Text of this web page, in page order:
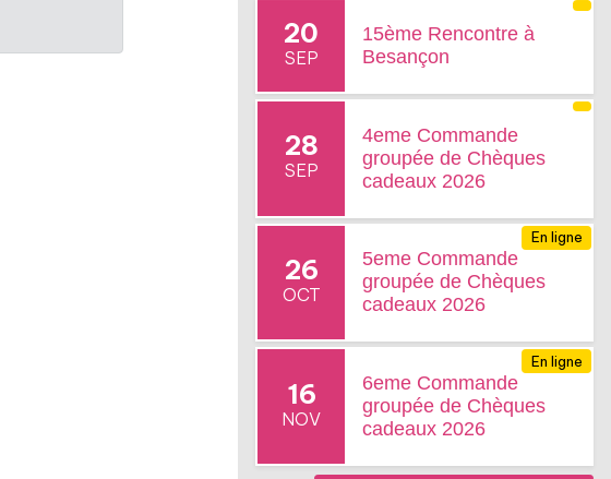
20
SEP
15ème Rencontre à
Besançon
28
SEP
4eme Commande
groupée de Chèques
cadeaux 2026
26
OCT
5eme Commande
groupée de Chèques
cadeaux 2026
En ligne
16
NOV
6eme Commande
groupée de Chèques
cadeaux 2026
En ligne